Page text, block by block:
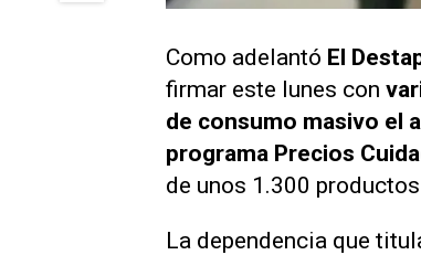
Como adelantó El
firmar este lunes con
de consumo masivo el
programa Precios
de unos 1.300
La dependencia que